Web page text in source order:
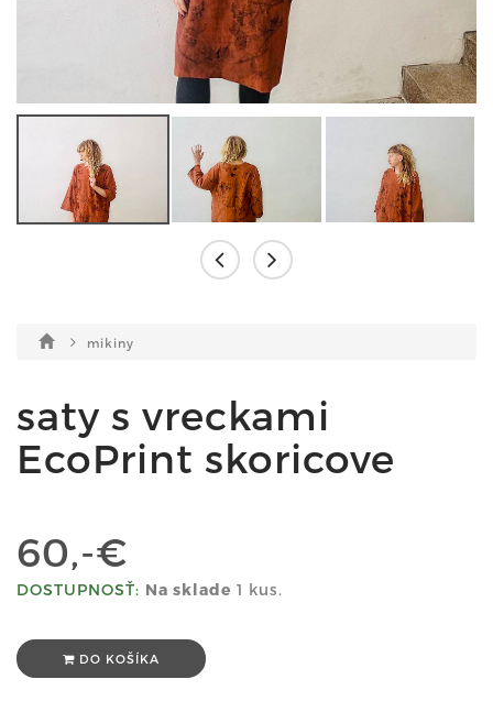
mikiny
saty s vreckami
EcoPrint skoricove
60,-€
DOSTUPNOSŤ: Na sklade 1 kus.
DO KOŠÍKA